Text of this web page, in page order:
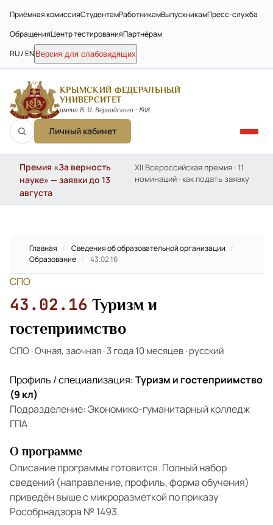
Приёмная комиссияСтудентамРаботникамВыпускникамПресс-служба
ОбращенияЦентр тестированияПартнёрам
RU / EN Версия для слабовидящих
КРЫМСКИЙ ФЕДЕРАЛЬНЫЙ
УНИВЕРСИТЕТ
имени В. И. Вернадского · 1918
Личный кабинет
Премия «За верность
науке» — заявки до 13
августа
XII Всероссийская премия · 11
номинаций · как подать заявку
Главная / Сведения об образовательной организации /
Образование / 43.02.16
СПО
43.02.16 Туризм и
гостеприимство
СПО·Очная, заочная·3 года 10 месяцев·русский
Профиль / специализация:Туризм и гостеприимство
(9 кл)
Подразделение: Экономико-гуманитарный колледж
ГПА
О программе
Описание программы готовится. Полный набор
сведений (направление, профиль, форма обучения)
приведён выше с микроразметкой по приказу
Рособрнадзора № 1493.